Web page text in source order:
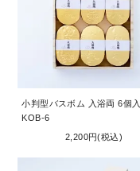
小判型バスボム 入浴両 6個入
KOB-6
2,200円(税込)